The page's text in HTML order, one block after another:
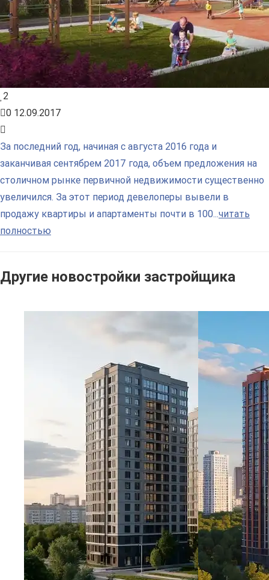
2
0 12.09.2017
За последний год, начиная с августа 2016 года и
заканчивая сентябрем 2017 года, объем предложения на
столичном рынке первичной недвижимости существенно
увеличился. За этот период девелоперы вывели в
продажу квартиры и апартаменты почти в 100...читать
полностью
Другие новостройки застройщика